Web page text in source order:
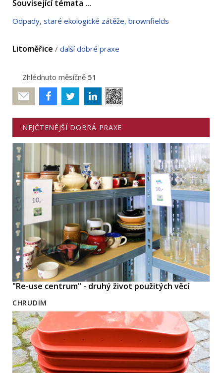
Související témata ...
Odpady, staré ekologické zátěže, brownfields
Litoměřice / další dobré praxe
Zhlédnuto měsíčně 51
Poslat
NEJČTENĚJŠÍ DOBRÁ PRAXE
"Re-use centrum" - druhý život použitých věcí
CHRUDIM